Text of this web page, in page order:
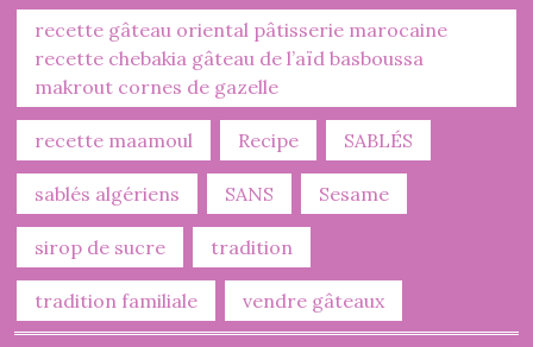
recette gâteau oriental pâtisserie marocaine
recette chebakia gâteau de l’aïd basboussa
makrout cornes de gazelle
recette maamoul Recipe SABLÉS
sablés algériens SANS Sesame
sirop de sucre tradition
tradition familiale vendre gâteaux